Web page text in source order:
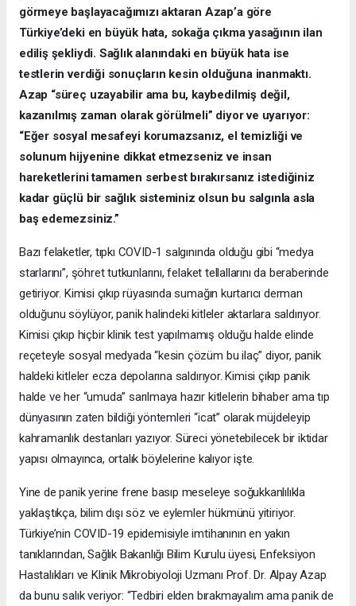
görmeye başlayacağımızı aktaran Azap’a göre
Türkiye’deki en büyük hata, sokağa çıkma yasağının ilan
ediliş şekliydi. Sağlık alanındaki en büyük hata ise
testlerin verdiği sonuçların kesin olduğuna inanmaktı.
Azap “süreç uzayabilir ama bu, kaybedilmiş değil,
kazanılmış zaman olarak görülmeli” diyor ve uyarıyor:
“Eğer sosyal mesafeyi korumazsanız, el temizliği ve
solunum hijyenine dikkat etmezseniz ve insan
hareketlerini tamamen serbest bırakırsanız istediğiniz
kadar güçlü bir sağlık sisteminiz olsun bu salgınla asla
baş edemezsiniz.”
Bazı felaketler, tıpkı COVID-1 salgınında olduğu gibi “medya
starlarını”, şöhret tutkunlarını, felaket tellallarını da beraberinde
getiriyor. Kimisi çıkıp rüyasında sumağın kurtarıcı derman
olduğunu söylüyor, panik halindeki kitleler aktarlara saldırıyor.
Kimisi çıkıp hiçbir klinik test yapılmamış olduğu halde elinde
reçeteyle sosyal medyada “kesin çözüm bu ilaç” diyor, panik
haldeki kitleler ecza depolarına saldırıyor. Kimisi çıkıp panik
halde ve her “umuda” sarılmaya hazır kitlelerin bihaber ama tıp
dünyasının zaten bildiği yöntemleri “icat” olarak müjdeleyip
kahramanlık destanları yazıyor. Süreci yönetebilecek bir iktidar
yapısı olmayınca, ortalık böylelerine kalıyor işte.
Yine de panik yerine frene basıp meseleye soğukkanlılıkla
yaklaştıkça, bilim dışı söz ve eylemler hükmünü yitiriyor.
Türkiye’nin COVID-19 epidemisiyle imtihanının en yakın
tanıklarından, Sağlık Bakanlığı Bilim Kurulu üyesi, Enfeksiyon
Hastalıkları ve Klinik Mikrobiyoloji Uzmanı Prof. Dr. Alpay Azap
da bunu salık veriyor: “Tedbiri elden bırakmayalım ama panik de